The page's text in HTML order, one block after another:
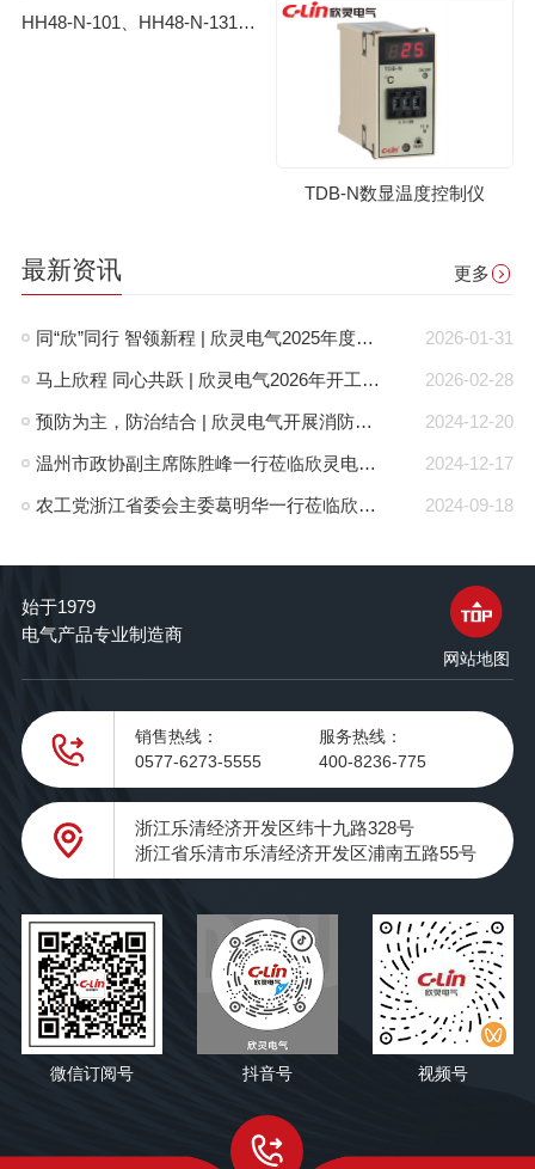
HH48-N-101、HH48-N-131数显温度控制仪
TDB-N数显温度控制仪
最新资讯 更多
2026-01-31
同“欣”同行 智领新程 | 欣灵电气2025年度表彰总结大会暨新年酒会成功举办！
2026-02-28
马上欣程 同心共跃 | 欣灵电气2026年开工大吉！
2024-12-20
预防为主，防治结合 | 欣灵电气开展消防应急预案演练活动
2024-12-17
温州市政协副主席陈胜峰一行莅临欣灵电气调研指导
2024-09-18
农工党浙江省委会主委葛明华一行莅临欣灵电气考察调研
始于1979
电气产品专业制造商
网站地图
销售热线：
0577-6273-5555
服务热线：
400-8236-775
浙江乐清经济开发区纬十九路328号
浙江省乐清市乐清经济开发区浦南五路55号
微信订阅号 抖音号 视频号